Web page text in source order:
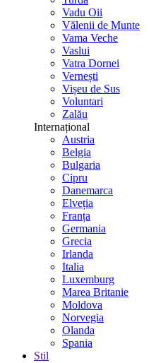
Vadu Oii
Vălenii de Munte
Vama Veche
Vaslui
Vatra Dornei
Vernești
Vișeu de Sus
Voluntari
Zalău
Internațional
Austria
Belgia
Bulgaria
Cipru
Danemarca
Elveția
Franța
Germania
Grecia
Irlanda
Italia
Luxemburg
Marea Britanie
Moldova
Norvegia
Olanda
Spania
Stil